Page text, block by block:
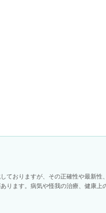
ておりますが、その正確性や最新性
ります。病気や怪我の治療、健康上